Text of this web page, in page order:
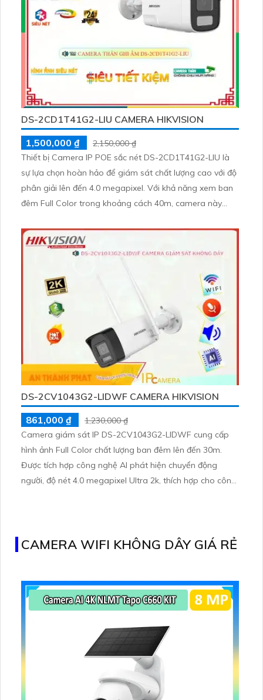
DS-2CD1T41G2-LIU CAMERA HIKVISION
1,500,000 ₫
2,150,000 ₫
Thiết bị Camera IP POE sắc nét DS-2CD1T41G2-LIU là
sự lựa chọn hoàn hảo để giám sát chất lượng cao với độ
phân giải lên đến 4.0 megapixel. Với khả năng xem ban
đêm Full Color trong khoảng cách 40m, camera này
trang bị công nghệ IP POE giúp tiết kiệm và không bị
giảm chất lượng hình ảnh
DS-2CV1043G2-LIDWF CAMERA HIKVISION
861,000 ₫
1,230,000 ₫
Camera giám sát IP DS-2CV1043G2-LIDWF cung cấp
hình ảnh Full Color chất lượng ban đêm lên đến 30m.
Được tích hợp công nghệ AI phát hiện chuyển động
người, độ nét 4.0 megapixel Ultra 2k, thích hợp cho công
CAMERA WIFI KHÔNG DÂY GIÁ RẺ